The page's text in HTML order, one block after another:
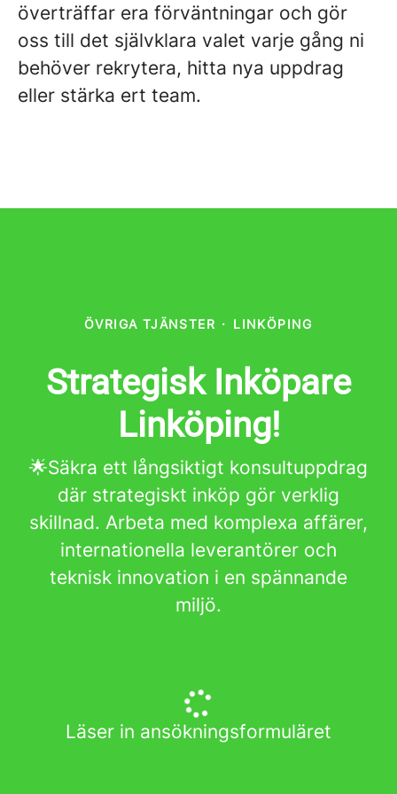
överträffar era förväntningar och gör
oss till det självklara valet varje gång ni
behöver rekrytera, hitta nya uppdrag
eller stärka ert team.
ÖVRIGA TJÄNSTER · LINKÖPING
Strategisk Inköpare
Linköping!
🌟Säkra ett långsiktigt konsultuppdrag
där strategiskt inköp gör verklig
skillnad. Arbeta med komplexa affärer,
internationella leverantörer och
teknisk innovation i en spännande
miljö.
Läser in ansökningsformuläret